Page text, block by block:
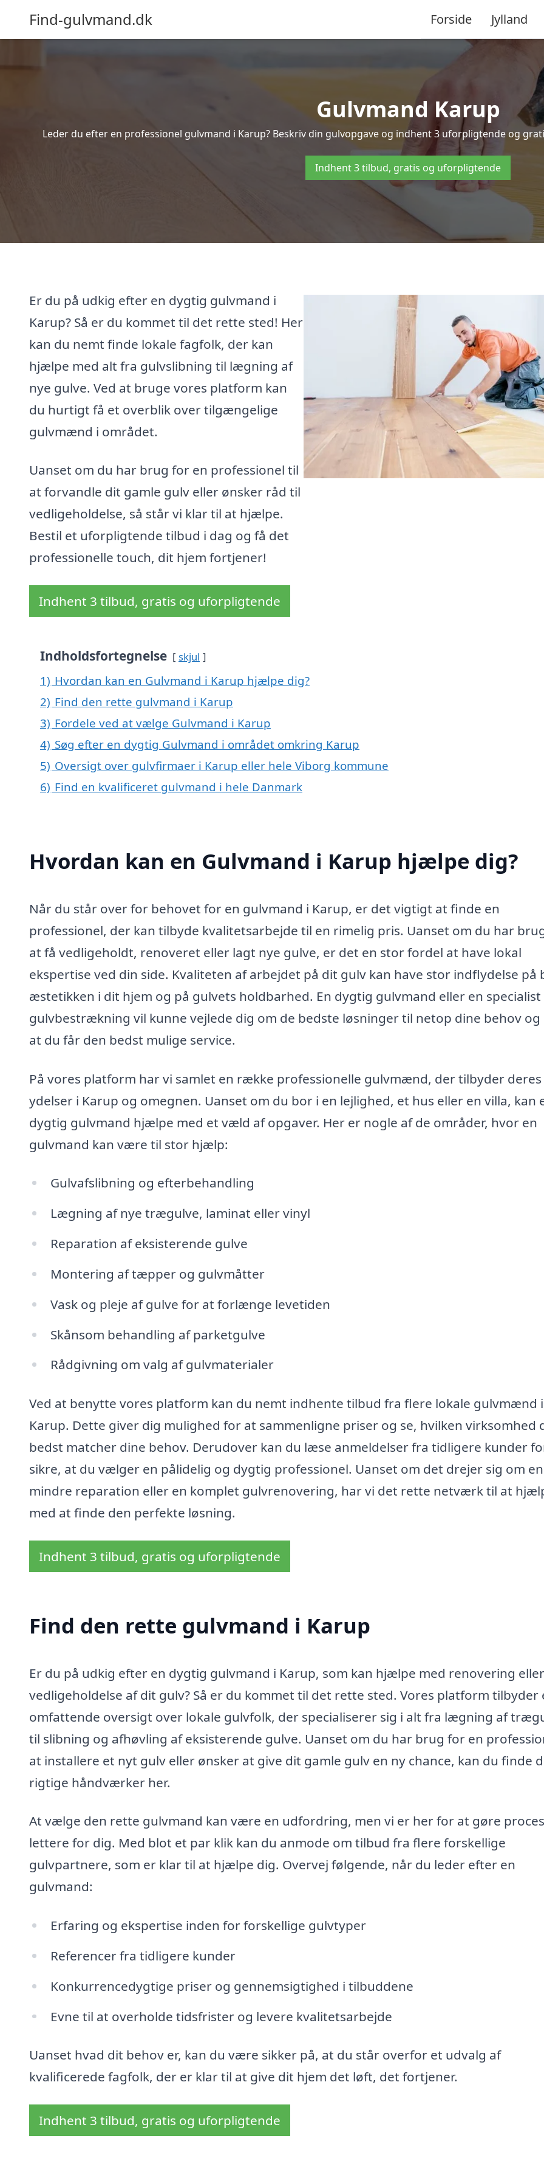
Find-gulvmand.dk Forside Jylland
Gulvmand Karup
Leder du efter en professionel gulvmand i Karup? Beskriv din gulvopgave og indhent 3 uforpligtende og
Indhent 3 tilbud, gratis og uforpligtende
Er du på udkig efter en dygtig gulvmand i
Karup? Så er du kommet til det rette sted! Her
kan du nemt finde lokale fagfolk, der kan
hjælpe med alt fra gulvslibning til lægning af
nye gulve. Ved at bruge vores platform kan
du hurtigt få et overblik over tilgængelige
gulvmænd i området.
Uanset om du har brug for en professionel til
at forvandle dit gamle gulv eller ønsker råd til
vedligeholdelse, så står vi klar til at hjælpe.
Bestil et uforpligtende tilbud i dag og få det
professionelle touch, dit hjem fortjener!
Indhent 3 tilbud, gratis og uforpligtende
Indholdsfortegnelse skjul
1) Hvordan kan en Gulvmand i Karup hjælpe dig?
2) Find den rette gulvmand i Karup
3) Fordele ved at vælge Gulvmand i Karup
4) Søg efter en dygtig Gulvmand i området omkring Karup
5) Oversigt over gulvfirmaer i Karup eller hele Viborg kommune
6) Find en kvalificeret gulvmand i hele Danmark
Hvordan kan en Gulvmand i Karup hjælpe dig?
Når du står over for behovet for en gulvmand i Karup, er det vigtigt at finde en
professionel, der kan tilbyde kvalitetsarbejde til en rimelig pris. Uanset om du har
at få vedligeholdt, renoveret eller lagt nye gulve, er det en stor fordel at have lokal
ekspertise ved din side. Kvaliteten af arbejdet på dit gulv kan have stor indflydelse på
æstetikken i dit hjem og på gulvets holdbarhed. En dygtig gulvmand eller en specialist
gulvbestrækning vil kunne vejlede dig om de bedste løsninger til netop dine behov og
at du får den bedst mulige service.
På vores platform har vi samlet en række professionelle gulvmænd, der tilbyder deres
ydelser i Karup og omegnen. Uanset om du bor i en lejlighed, et hus eller en villa, kan
dygtig gulvmand hjælpe med et væld af opgaver. Her er nogle af de områder, hvor en
gulvmand kan være til stor hjælp:
Gulvafslibning og efterbehandling
Lægning af nye trægulve, laminat eller vinyl
Reparation af eksisterende gulve
Montering af tæpper og gulvmåtter
Vask og pleje af gulve for at forlænge levetiden
Skånsom behandling af parketgulve
Rådgivning om valg af gulvmaterialer
Ved at benytte vores platform kan du nemt indhente tilbud fra flere lokale gulvmænd i
Karup. Dette giver dig mulighed for at sammenligne priser og se, hvilken virksomhed
bedst matcher dine behov. Derudover kan du læse anmeldelser fra tidligere kunder
sikre, at du vælger en pålidelig og dygtig professionel. Uanset om det drejer sig om en
mindre reparation eller en komplet gulvrenovering, har vi det rette netværk til at
med at finde den perfekte løsning.
Indhent 3 tilbud, gratis og uforpligtende
Find den rette gulvmand i Karup
Er du på udkig efter en dygtig gulvmand i Karup, som kan hjælpe med renovering eller
vedligeholdelse af dit gulv? Så er du kommet til det rette sted. Vores platform tilbyder
omfattende oversigt over lokale gulvfolk, der specialiserer sig i alt fra lægning af
til slibning og afhøvling af eksisterende gulve. Uanset om du har brug for en
at installere et nyt gulv eller ønsker at give dit gamle gulv en ny chance, kan du finde
rigtige håndværker her.
At vælge den rette gulvmand kan være en udfordring, men vi er her for at gøre
lettere for dig. Med blot et par klik kan du anmode om tilbud fra flere forskellige
gulvpartnere, som er klar til at hjælpe dig. Overvej følgende, når du leder efter en
gulvmand:
Erfaring og ekspertise inden for forskellige gulvtyper
Referencer fra tidligere kunder
Konkurrencedygtige priser og gennemsigtighed i tilbuddene
Evne til at overholde tidsfrister og levere kvalitetsarbejde
Uanset hvad dit behov er, kan du være sikker på, at du står overfor et udvalg af
kvalificerede fagfolk, der er klar til at give dit hjem det løft, det fortjener.
Indhent 3 tilbud, gratis og uforpligtende